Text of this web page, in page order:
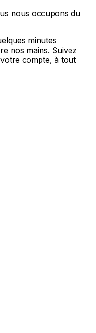
nous occupons du
minutes
nos mains. Suivez
compte, à tout